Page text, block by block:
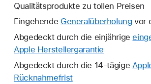
Qualitätsprodukte zu tollen Preisen
Eingehende Generalüberholung vor
Abgedeckt durch die einjährige
Apple Herstellergarantie
neues
Abgedeckt durch die 14-tägige
RücknahmefristEin